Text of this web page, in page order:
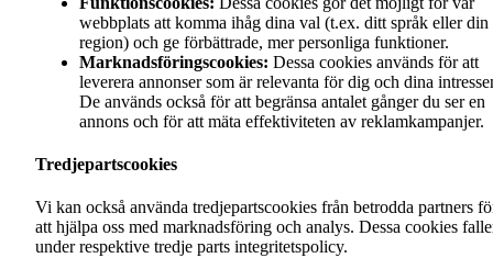
webbplats att komma ihåg dina val (t.ex. ditt språk eller din
region) och ge förbättrade, mer personliga funktioner.
Marknadsföringscookies: Dessa cookies används för att
leverera annonser som är relevanta för dig och dina
De används också för att begränsa antalet gånger du ser en
annons och för att mäta effektiviteten av reklamkampanjer.
Tredjepartscookies
Vi kan också använda tredjepartscookies från betrodda partners
att hjälpa oss med marknadsföring och analys. Dessa cookies
under respektive tredje parts integritetspolicy.